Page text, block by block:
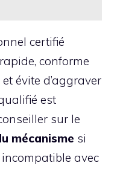
certifié
conforme
évite d’aggraver
est
sur le
mécanisme si
avec